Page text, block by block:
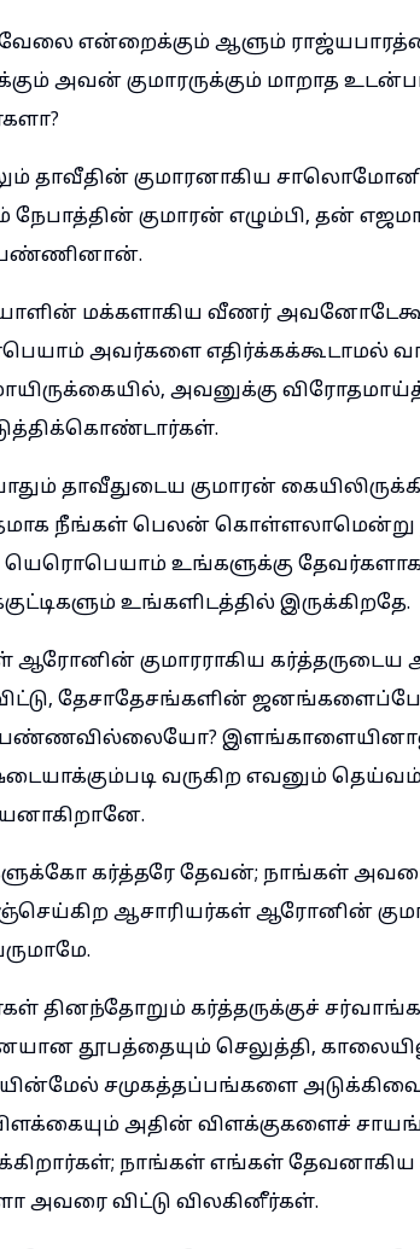
என்றைக்கும் ஆளும்
அவன் குமாரருக்கும் மாறாத
தாவீதின் குமாரனாகிய
நேபாத்தின் குமாரன் எழும்பி, தன்
மக்களாகிய வீணர்
அவர்களை எதிர்க்கக்கூடாமல்
அவனுக்கு
தாவீதுடைய குமாரன்
நீங்கள் பெலன் கொள்ளலாமென்று
யெரொபெயாம் உங்களுக்கு
உங்களிடத்தில் இருக்கிறதே.
ஆரோனின் குமாரராகிய கர்த்தருடைய
தேசாதேசங்களின்
வருகிற எவனும்
கர்த்தரே தேவன்; நாங்கள்
ஆசாரியர்கள் ஆரோனின்
தினந்தோறும் கர்த்தருக்குச்
தூபத்தையும் செலுத்தி,
சமுகத்தப்பங்களை
அதின் விளக்குகளைச்
நாங்கள் எங்கள்
அவரை விட்டு விலகினீர்கள்.